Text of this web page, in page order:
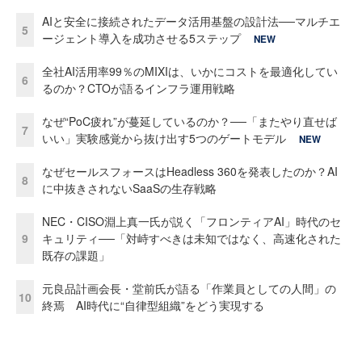
5
AIと安全に接続されたデータ活用基盤の設計法──マルチエ
ージェント導入を成功させる5ステップ
NEW
6
全社AI活用率99％のMIXIは、いかにコストを最適化してい
るのか？CTOが語るインフラ運用戦略
7
なぜ“PoC疲れ”が蔓延しているのか？──「またやり直せば
いい」実験感覚から抜け出す5つのゲートモデル
NEW
8
なぜセールスフォースはHeadless 360を発表したのか？AI
に中抜きされないSaaSの生存戦略
9
NEC・CISO淵上真一氏が説く「フロンティアAI」時代のセ
キュリティ──「対峙すべきは未知ではなく、高速化された
既存の課題」
10
元良品計画会長・堂前氏が語る「作業員としての人間」の
終焉 AI時代に“自律型組織”をどう実現する